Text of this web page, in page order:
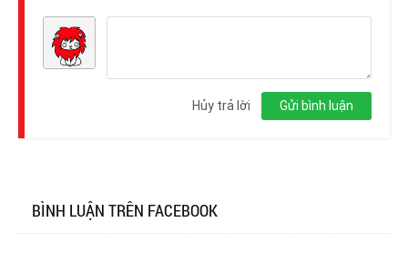
Gửi bình luận
Hủy trả lời
BÌNH LUẬN TRÊN FACEBOOK